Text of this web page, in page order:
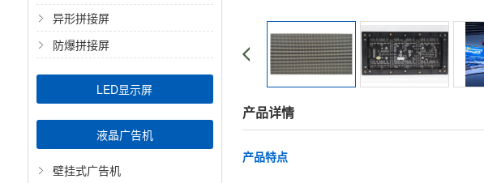
异形拼接屏
防爆拼接屏
LED显示屏
液晶广告机
壁挂式广告机
产品详情
产品特点